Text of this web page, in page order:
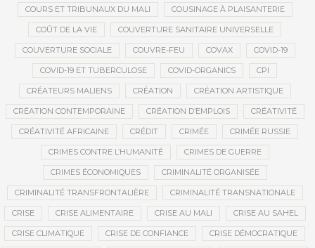
COURS ET TRIBUNAUX DU MALI COUSINAGE À PLAISANTERIE
COÛT DE LA VIE COUVERTURE SANITAIRE UNIVERSELLE
COUVERTURE SOCIALE COUVRE-FEU COVAX COVID-19
COVID-19 ET TUBERCULOSE COVID-ORGANICS CPI
CRÉATEURS MALIENS CRÉATION CRÉATION ARTISTIQUE
CRÉATION CONTEMPORAINE CRÉATION D’EMPLOIS CRÉATIVITÉ
CRÉATIVITÉ AFRICAINE CRÉDIT CRIMÉE CRIMÉE RUSSIE
CRIMES CONTRE L’HUMANITÉ CRIMES DE GUERRE
CRIMES ÉCONOMIQUES CRIMINALITÉ ORGANISÉE
CRIMINALITÉ TRANSFRONTALIÈRE CRIMINALITÉ TRANSNATIONALE
CRISE CRISE ALIMENTAIRE CRISE AU MALI CRISE AU SAHEL
CRISE CLIMATIQUE CRISE DE CONFIANCE CRISE DÉMOCRATIQUE